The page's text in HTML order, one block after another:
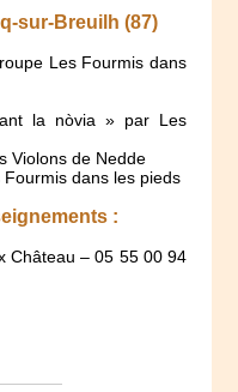
sur-Breuilh (87)
Les Fourmis dans
la nòvia » par Les
Violons de Nedde
dans les pieds
:
Château – 05 55 00 94